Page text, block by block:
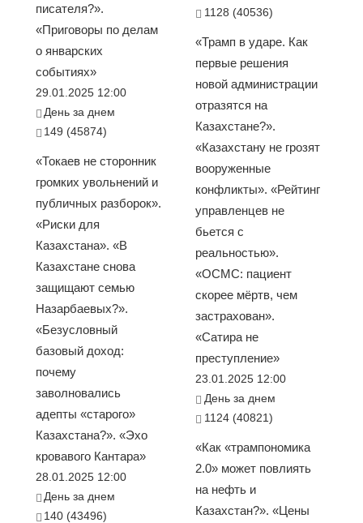
писателя?».
«Приговоры по делам
о январских
событиях»
29.01.2025 12:00
День за днем
149 (45874)
«Токаев не сторонник
громких увольнений и
публичных разборок».
«Риски для
Казахстана». «В
Казахстане снова
защищают семью
Назарбаевых?».
«Безусловный
базовый доход:
почему
заволновались
адепты «старого»
Казахстана?». «Эхо
кровавого Кантара»
28.01.2025 12:00
День за днем
140 (43496)
1128 (40536)
«Трамп в ударе. Как
первые решения
новой администрации
отразятся на
Казахстане?».
«Казахстану не грозят
вооруженные
конфликты». «Рейтинг
управленцев не
бьется с
реальностью».
«ОСМС: пациент
скорее мёртв, чем
застрахован».
«Сатира не
преступление»
23.01.2025 12:00
День за днем
1124 (40821)
«Как «трампономика
2.0» может повлиять
на нефть и
Казахстан?». «Цены